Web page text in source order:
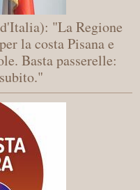
"La Regione
la costa Pisana e
Basta passerelle: